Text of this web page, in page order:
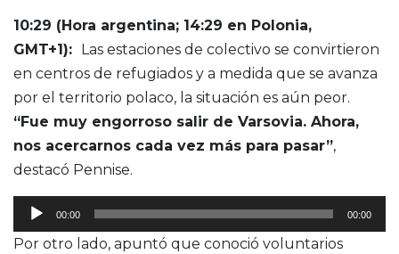
10:29 (Hora argentina; 14:29 en Polonia,
GMT+1): Las estaciones de colectivo se convirtieron
en centros de refugiados y a medida que se avanza
por el territorio polaco, la situación es aún peor.
“Fue muy engorroso salir de Varsovia. Ahora,
nos acercarnos cada vez más para pasar”,
destacó Pennise.
Reproductor
de
00:00 00:00
Por otro lado, apuntó que conoció voluntarios